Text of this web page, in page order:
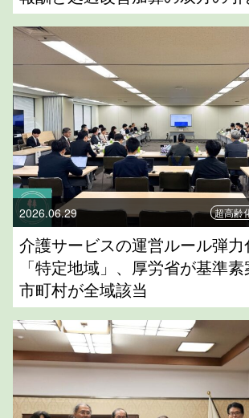
2026.06.29 超高齢
介護サービスの運営ルール弾力
「特定地域」、厚労省が基準
市町村が全域該当